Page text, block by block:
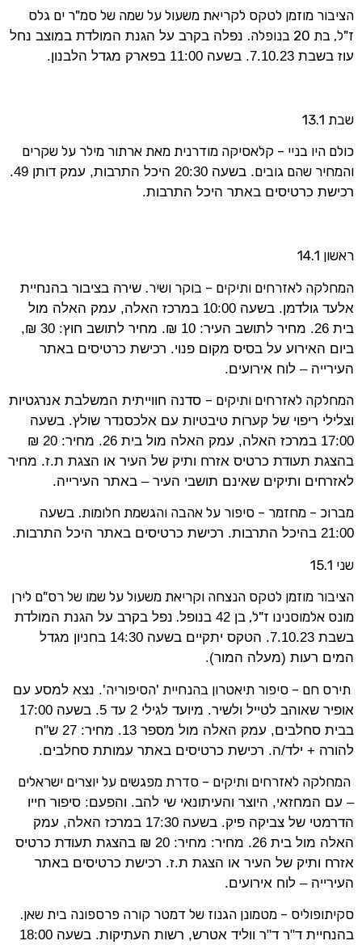
הציבור מוזמן לטקס לקריאת משעול על שמה של סמ"ר ים גלס
ז"ל, בת 20 בנופלה.
נפלה בקרב על הגנת המולדת במוצב נחל
עוז בשבת 7.10.23. בשעה 11:00 בפארק מגדל הלבנון.
שבת 13.1
כולם היו בניי – קלאסיקה מודרנית מאת ארתור מילר על שקרים
והמחיר שהם גובים
. בשעה 20:30 היכל התרבות, עמק דותן 49.
רכישת כרטיסים באתר היכל התרבות.
ראשון 14.1
המחלקה לאזרחים ותיקים – בוקר ושיר.שירה בציבור בהנחיית
אלעד גולדמן. בשעה 10:00 במרכז האלה, עמק האלה מול
בית 26. מחיר לתושב העיר: 10 ₪. מחיר לתושב חוץ: 30 ₪,
ביום האירוע על בסיס מקום פנוי. רכישת כרטיסים באתר
העירייה – לוח אירועים.
המחלקה לאזרחים ותיקים –סדנה חווייתית המשלבת אנרגטיות
וצלילי ריפוי של קערות טיבטיות עם אלכסנדר שולץ. בשעה
17:00 במרכז האלה, עמק האלה מול בית 26. מחיר: 20 ₪
בהצגת תעודת כרטיס אזרח ותיק של העיר או הצגת ת.ז. מחיר
לאזרחים ותיקים שאינם תושבי העיר – באתר העירייה.
מברוכ – מחזמר – סיפור על אהבה והגשמת חלומות.בשעה
21:00 בהיכל התרבות. רכישת כרטיסים באתר היכל התרבות.
שני 15.1
הציבור מוזמן לטקס הנצחה וקריאת משעול על שמו של רס"ם לירן
מונס אלמוסנינו ז"ל, בן 42 בנופל . נפל בקרב על הגנת המולדת
בשבת 7.10.23. הטקס יתקיים בשעה 14:30 בחניון מגדל
המים רעות (מעלה המור).
תירס חם – סיפור תיאטרון בהנחיית 'הסיפוריה'. נצא למסע עם
אופיר שאוהב לטייל ולשיר. מיועד לגילי 2 עד 5. בשעה 17:00
בבית סחלבים, עמק האלה מול מספר 13. מחיר: 27 ש"ח
להורה + ילד/ה. רכישת כרטיסים באתר עמותת סחלבים.
המחלקה לאזרחים ותיקים – סדרת מפגשים על יוצרים ישראלים
– עם המחזאי, היוצר והעיתונאי שי להב. והפעם: סיפור חייו
הדרמטי של צביקה פיק. בשעה 17:30 במרכז האלה, עמק
האלה מול בית 26. מחיר: מחיר: 20 ₪ בהצגת תעודת כרטיס
אזרח ותיק של העיר או הצגת ת.ז. רכישת כרטיסים באתר
העירייה – לוח אירועים.
סקיתופוליס – מטמונן הגנוז של דמטר קורה פרספונה בית שאן.
בהנחיית ד"ר ד"ר ווליד אטרש, רשות העתיקות. בשעה 18:00